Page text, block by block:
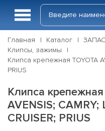
Главная Каталог
Клипсы, зажимы
Клипса крепежная TOYOTA
PRIUS
Клипса крепежная
AVENSIS; CAMRY;
CRUISER; PRIUS